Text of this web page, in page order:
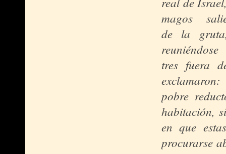
magos
de la
tres fuera
exclamaron:
pobre
habitación,
en que
procurarse